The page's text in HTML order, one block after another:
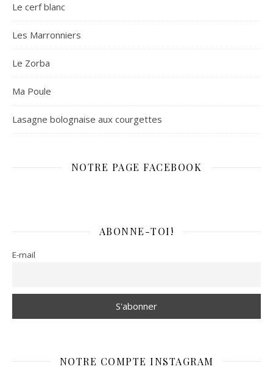
Le cerf blanc
Les Marronniers
Le Zorba
Ma Poule
Lasagne bolognaise aux courgettes
NOTRE PAGE FACEBOOK
ABONNE-TOI!
E-mail
NOTRE COMPTE INSTAGRAM